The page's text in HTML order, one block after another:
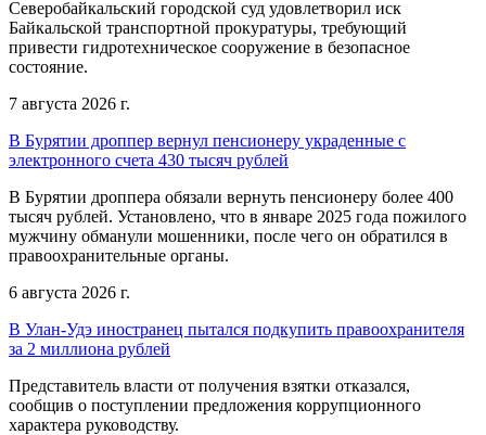
Северобайкальский городской суд удовлетворил иск
Байкальской транспортной прокуратуры, требующий
привести гидротехническое сооружение в безопасное
состояние.
7 августа 2026 г.
В Бурятии дроппер вернул пенсионеру украденные с
электронного счета 430 тысяч рублей
В Бурятии дроппера обязали вернуть пенсионеру более 400
тысяч рублей. Установлено, что в январе 2025 года пожилого
мужчину обманули мошенники, после чего он обратился в
правоохранительные органы.
6 августа 2026 г.
В Улан-Удэ иностранец пытался подкупить правоохранителя
за 2 миллиона рублей
Представитель власти от получения взятки отказался,
сообщив о поступлении предложения коррупционного
характера руководству.